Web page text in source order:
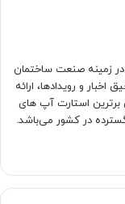
زمینه صنعت ساختمان
و رویدادها، ارائه
استارت آپ های
در کشور می‌باشد.